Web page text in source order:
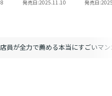
員が全力で薦める本当にすごいマ
発売日:2025.11.10 発売日: